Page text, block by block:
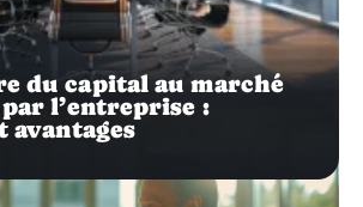
du capital au marché
l’entreprise :
avantages